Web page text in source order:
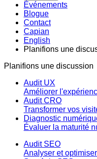
Événements
Blogue
Contact
Capian
English
Planifions une
Planifions une discussion
Audit UX
Améliorer
Audit CRO
Transformer vos
Diagnostic
Évaluer la maturité
Audit SEO
Analyser et